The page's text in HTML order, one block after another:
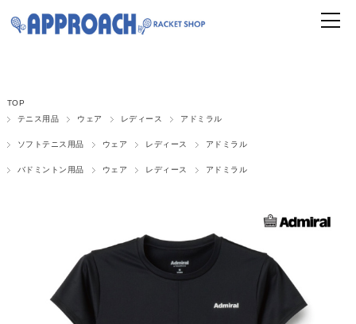
TOP
テニス用品
ウェア レディース アドミラル
ソフトテニス用品 ウェア レディース アドミラル
バドミントン用品 ウェア レディース アドミラル